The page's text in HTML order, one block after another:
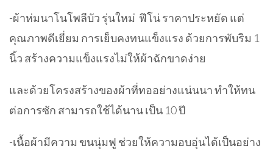
-ผ้าห่มนาโนโพลีบัว รุ่นใหม่ ฟีโน่ ราคาประหยัด แต่
คุณภาพดีเยี่ยม การเย็บคงทนแข็งแรง ด้วยการพับริม 1
นิ้ว สร้างความแข็งแรงไม่ให้ผ้าฉักขาดง่าย
และด้วยโครงสร้างของผ้าที่ทออย่างแน่นนา ทำให้ทน
ต่อการซัก สามารถใช้ได้นาน เป็น 10 ปี
-เนื้อผ้ามีความ ขนนุ่มฟู ช่วยให้ความอบอุ่นได้เป็นอย่าง